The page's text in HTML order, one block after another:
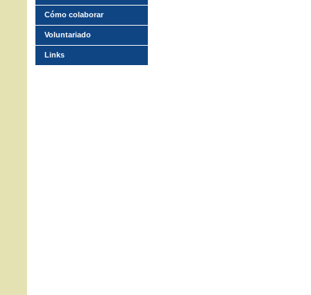
Cómo colaborar
Voluntariado
Links